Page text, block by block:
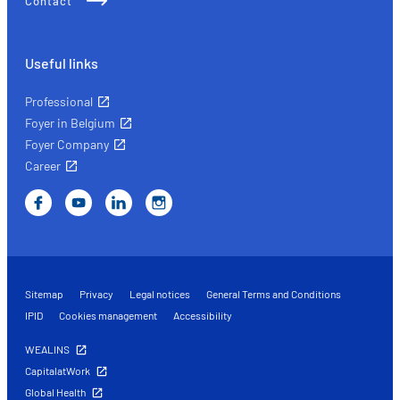
Useful links
Professional
Foyer in Belgium
Foyer Company
Career
Sitemap Privacy Legal notices
General Terms and Conditions
IPID
Cookies management Accessibility
WEALINS
CapitalatWork
Global Health